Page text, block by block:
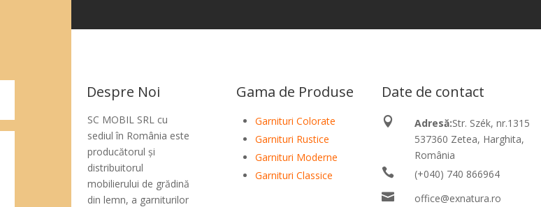
Despre Noi
SC MOBIL SRL cu
sediul în România este
producătorul şi
distribuitorul
mobilierului de grădină
din lemn, a garniturilor
Gama de Produse
Garnituri Colorate
Garnituri Rustice
Garnituri Moderne
Garnituri Classice
Date de contact
 Adresă:Str. Szék, nr.1315
537360 Zetea, Harghita,
România
 (+040) 740 866964
 office@exnatura.ro